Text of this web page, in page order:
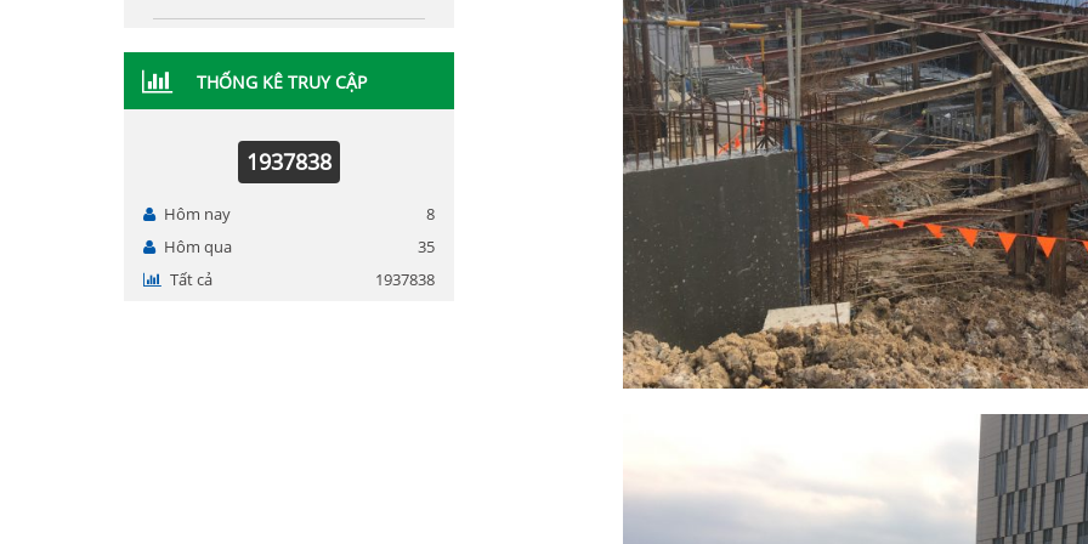
THỐNG KÊ TRUY CẬP
1937838
Hôm nay
8
Hôm qua
35
Tất cả
1937838